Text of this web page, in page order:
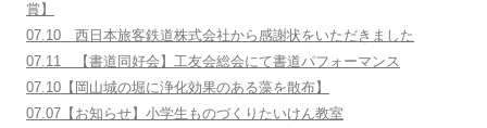
賞】
07.10 西日本旅客鉄道株式会社から感謝状をいただきました
07.11 【書道同好会】工友会総会にて書道パフォーマンス
07.10【岡山城の堀に浄化効果のある藻を散布】
07.07【お知らせ】小学生ものづくりたいけん教室